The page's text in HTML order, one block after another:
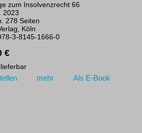
zum Insolvenzrecht 66
2023
278 Seiten
Köln
3-8145-1666-0
€
mehr Als E-Book